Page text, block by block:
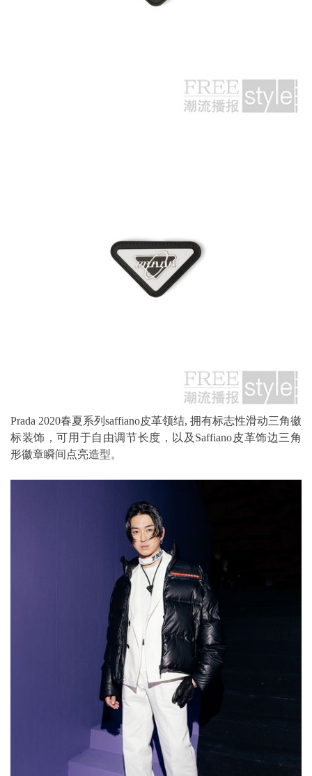
Prada 2020春夏系列saffiano皮革领结, 拥有标志性滑动三角徽
标装饰，可用于自由调节长度，以及Saffiano皮革饰边三角
形徽章瞬间点亮造型。